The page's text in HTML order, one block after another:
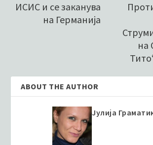
ИСИС и се заканува
на Германија
на
ABOUT THE AUTHOR
Јулија